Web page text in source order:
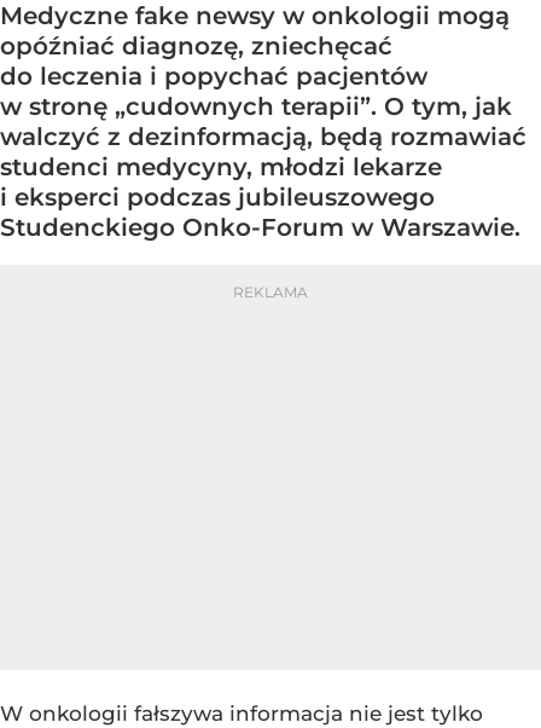
Medyczne fake newsy w onkologii mogą
opóźniać diagnozę, zniechęcać
do leczenia i popychać pacjentów
w stronę „cudownych terapii”. O tym, jak
walczyć z dezinformacją, będą rozmawiać
studenci medycyny, młodzi lekarze
i eksperci podczas jubileuszowego
Studenckiego Onko-Forum w Warszawie.
W onkologii fałszywa informacja nie jest tylko